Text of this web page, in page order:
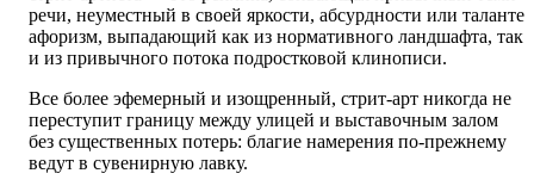
речи, неуместный в своей яркости, абсурдности или таланте
афоризм, выпадающий как из нормативного ландшафта, так
и из привычного потока подростковой клинописи.
Все более эфемерный и изощренный, стрит-арт никогда не
переступит границу между улицей и выставочным залом
без существенных потерь: благие намерения по-прежнему
ведут в сувенирную лавку.